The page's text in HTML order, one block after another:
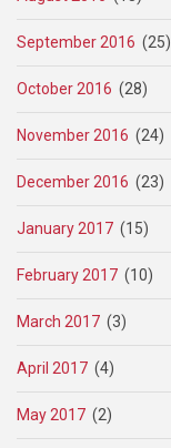
September 2016 (25)
October 2016 (28)
November 2016 (24)
December 2016 (23)
January 2017 (15)
February 2017 (10)
March 2017 (3)
April 2017 (4)
May 2017 (2)